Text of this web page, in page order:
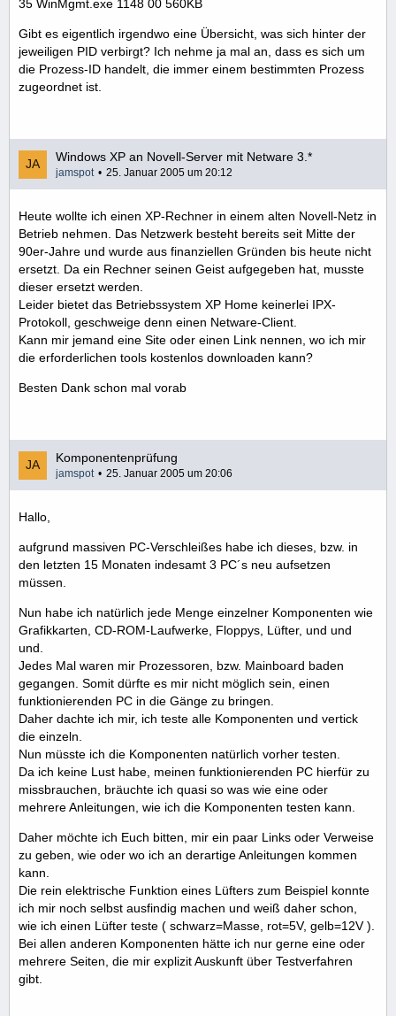
O23 - Service: Symantec Core LC - Symantec
35 WinMgmt.exe 1148 00 560KB
Gibt es eigentlich irgendwo eine Übersicht, was sich hinter der
jeweiligen PID verbirgt? Ich nehme ja mal an, dass es sich um
die Prozess-ID handelt, die immer einem bestimmten Prozess
zugeordnet ist.
Windows XP an Novell-Server mit Netware 3.*
jamspot 25. Januar 2005 um 20:12
Heute wollte ich einen XP-Rechner in einem alten Novell-Netz in
Betrieb nehmen. Das Netzwerk besteht bereits seit Mitte der
90er-Jahre und wurde aus finanziellen Gründen bis heute nicht
ersetzt. Da ein Rechner seinen Geist aufgegeben hat, musste
dieser ersetzt werden.
Leider bietet das Betriebssystem XP Home keinerlei IPX-
Protokoll, geschweige denn einen Netware-Client.
Kann mir jemand eine Site oder einen Link nennen, wo ich mir
die erforderlichen tools kostenlos downloaden kann?
Besten Dank schon mal vorab
Komponentenprüfung
jamspot 25. Januar 2005 um 20:06
Hallo,
aufgrund massiven PC-Verschleißes habe ich dieses, bzw. in
den letzten 15 Monaten indesamt 3 PC´s neu aufsetzen
müssen.
Nun habe ich natürlich jede Menge einzelner Komponenten wie
Grafikkarten, CD-ROM-Laufwerke, Floppys, Lüfter, und und
und.
Jedes Mal waren mir Prozessoren, bzw. Mainboard baden
gegangen. Somit dürfte es mir nicht möglich sein, einen
funktionierenden PC in die Gänge zu bringen.
Daher dachte ich mir, ich teste alle Komponenten und vertick
die einzeln.
Nun müsste ich die Komponenten natürlich vorher testen.
Da ich keine Lust habe, meinen funktionierenden PC hierfür zu
missbrauchen, bräuchte ich quasi so was wie eine oder
mehrere Anleitungen, wie ich die Komponenten testen kann.
Daher möchte ich Euch bitten, mir ein paar Links oder Verweise
zu geben, wie oder wo ich an derartige Anleitungen kommen
kann.
Die rein elektrische Funktion eines Lüfters zum Beispiel konnte
ich mir noch selbst ausfindig machen und weiß daher schon,
wie ich einen Lüfter teste ( schwarz=Masse, rot=5V, gelb=12V ).
Bei allen anderen Komponenten hätte ich nur gerne eine oder
mehrere Seiten, die mir explizit Auskunft über Testverfahren
gibt.